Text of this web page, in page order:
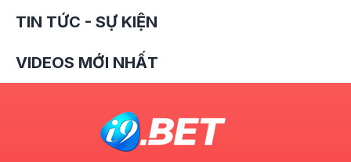
TIN TỨC - SỰ KIỆN
VIDEOS MỚI NHẤT